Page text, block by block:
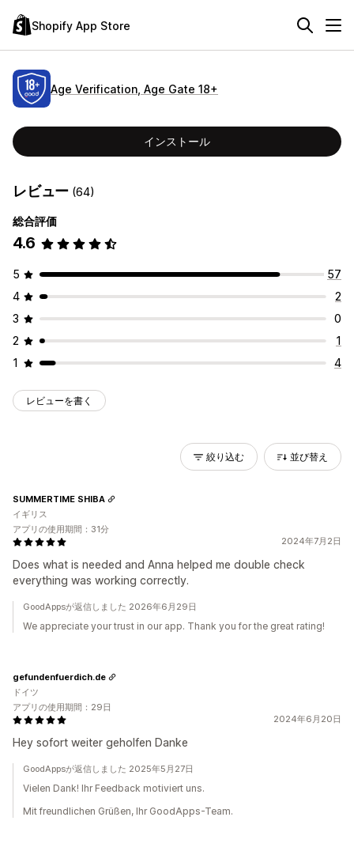
Shopify App Store
Age Verification, Age Gate 18+
インストール
レビュー (64)
総合評価
4.6
5
57
4
2
3
0
2
1
1
4
レビューを書く
絞り込む 並び替え
2024年7月2日
Does what is needed and Anna helped me double check
everything was working correctly.
SUMMERTIME SHIBA
イギリス
アプリの使用期間：31分
GoodAppsが返信しました 2026年6月29日
We appreciate your trust in our app. Thank you for the great rating!
2024年6月20日
Hey sofort weiter geholfen Danke
gefundenfuerdich.de
ドイツ
アプリの使用期間：29日
GoodAppsが返信しました 2025年5月27日
Vielen Dank! Ihr Feedback motiviert uns.
Mit freundlichen Grüßen, Ihr GoodApps-Team.